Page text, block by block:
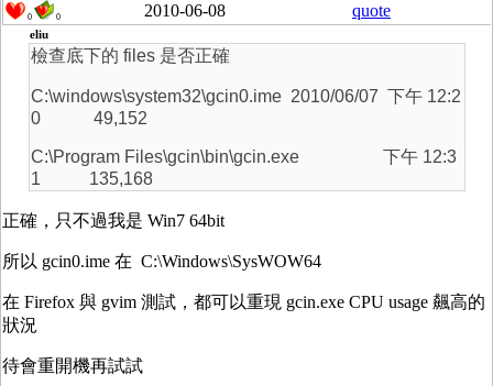
0 0 2010-06-08 quote
eliu
檢查底下的 files 是否正確
C:\windows\system32\gcin0.ime 2010/06/07 下午 12:2
0 49,152
C:\Program Files\gcin\bin\gcin.exe 下午 12:3
1 135,168
正確，只不過我是 Win7 64bit
所以 gcin0.ime 在 C:\Windows\SysWOW64
在 Firefox 與 gvim 測試，都可以重現 gcin.exe CPU usage 飆高的
狀況
待會重開機再試試